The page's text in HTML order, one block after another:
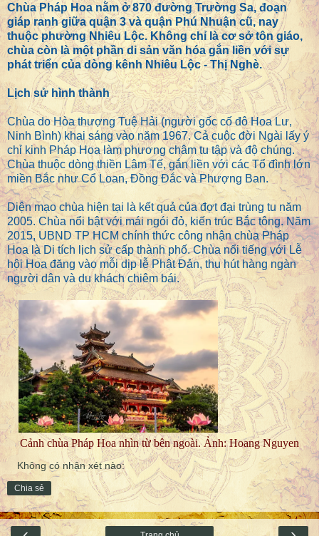
Chùa Pháp Hoa nằm ở 870 đường Trường Sa, đoạn
giáp ranh giữa quận 3 và quận Phú Nhuận cũ, nay
thuộc phường Nhiêu Lộc. Không chỉ là cơ sở tôn giáo,
chùa còn là một phần di sản văn hóa gắn liền với sự
phát triển của dòng kênh Nhiêu Lộc - Thị Nghè.
Lịch sử hình thành
Chùa do Hòa thượng Tuệ Hải (người gốc cố đô Hoa Lư,
Ninh Bình) khai sáng vào năm 1967. Cả cuộc đời Ngài lấy ý
chỉ kinh Pháp Hoa làm phương châm tu tập và độ chúng.
Chùa thuộc dòng thiền Lâm Tế, gắn liền với các Tổ đình lớn
miền Bắc như Cổ Loan, Đồng Đắc và Phượng Ban.
Diện mạo chùa hiện tại là kết quả của đợt đại trùng tu năm
2005. Chùa nổi bật với mái ngói đỏ, kiến trúc Bắc tông. Năm
2015, UBND TP HCM chính thức công nhận chùa Pháp
Hoa là Di tích lịch sử cấp thành phố. Chùa nổi tiếng với Lễ
hội Hoa đăng vào mỗi dịp lễ Phật Đản, thu hút hàng ngàn
người dân và du khách chiêm bái.
Cảnh chùa Pháp Hoa nhìn từ bên ngoài. Ảnh: Hoang Nguyen
Không có nhận xét nào:
Chia sẻ